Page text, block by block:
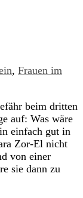
, Frauen im
beim dritten
auf: Was wäre
einfach gut in
Zor-El nicht
von einer
sie dann zu